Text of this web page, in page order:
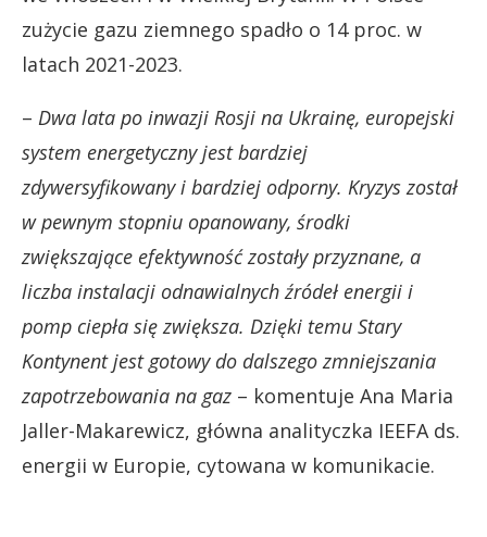
zużycie gazu ziemnego spadło o 14 proc. w
latach 2021-2023.
– Dwa lata po inwazji Rosji na Ukrainę, europejski
system energetyczny jest bardziej
zdywersyfikowany i bardziej odporny. Kryzys został
w pewnym stopniu opanowany, środki
zwiększające efektywność zostały przyznane, a
liczba instalacji odnawialnych źródeł energii i
pomp ciepła się zwiększa. Dzięki temu Stary
Kontynent jest gotowy do dalszego zmniejszania
zapotrzebowania na gaz – komentuje Ana Maria
Jaller-Makarewicz, główna analityczka IEEFA ds.
energii w Europie, cytowana w komunikacie.